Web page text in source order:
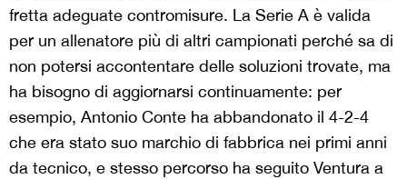
fretta adeguate contromisure. La Serie A è valida
per un allenatore più di altri campionati perché sa di
non potersi accontentare delle soluzioni trovate, ma
ha bisogno di aggiornarsi continuamente: per
esempio, Antonio Conte ha abbandonato il 4-2-4
che era stato suo marchio di fabbrica nei primi anni
da tecnico, e stesso percorso ha seguito Ventura a